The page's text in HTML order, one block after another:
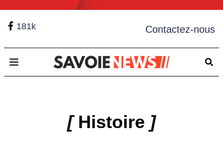
181k Contactez-nous
Open main menu
[Histoire ]